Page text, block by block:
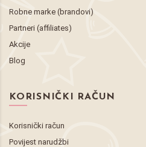
Robne marke (brandovi)
Partneri (affiliates)
Akcije
Blog
KORISNIČKI RAČUN
Korisnički račun
Povijest narudžbi